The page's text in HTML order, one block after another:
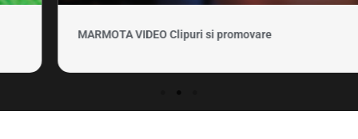
MARMOTA VIDEO Clipuri si promovare